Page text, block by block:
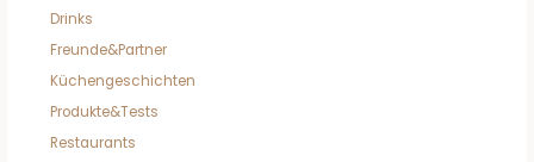
Drinks
Freunde&Partner
Küchengeschichten
Produkte&Tests
Restaurants